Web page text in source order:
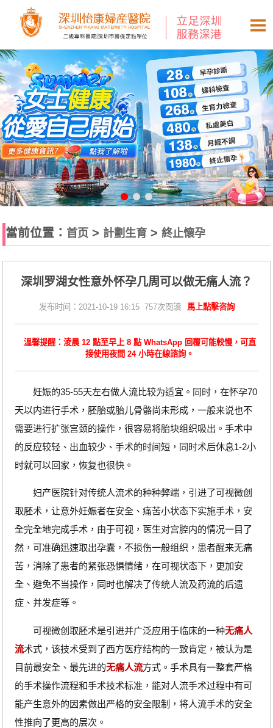
當前位置： 首页 > 計劃生育 >終止懷孕
深圳罗湖女性意外怀孕几周可以做无痛人流？
发布时间：2021-10-19 16:15 757次閱讀 馬上點擊咨詢
溫馨提醒：淩晨 12 點至早上 8 點 WhatsApp 回覆可能較慢，可直
接使用夜間 24 小時在線諮詢。
妊娠的35-55天左右做人流比较为适宜。同时，在怀孕70
天以内进行手术，胚胎或胎儿骨骼尚未形成，一般来说也不
需要进行扩张宫颈的操作，很容易将胎块组织吸出。手术中
的反应较轻、出血较少、手术的时间短，同时术后休息1-2小
时就可以回家，恢复也很快。
妇产医院针对传统人流术的种种弊端，引进了可视微创
取胚术，让意外妊娠者在安全、痛苦小状态下实施手术，安
全完全地完成手术，由于可视，医生对宫腔内的情况一目了
然，可准确迅速取出孕囊，不损伤一般组织，患者醒来无痛
苦，消除了患者的紧张恐惧情绪，在可视状态下，更加安
全、避免不当操作，同时也解决了传统人流及药流的后遗
症、并发症等。
可视微创取胚术是引进并广泛应用于临床的一种无痛人
流术式，该技术受到了西方医疗结构的一致肯定，被认为是
目前最安全、最先进的无痛人流方式。手术具有一整套严格
的手术操作流程和手术技术标准，能对人流手术过程中有可
能产生意外的因素做出严格的安全限制，将人流手术的安全
性推向了更高的层次。